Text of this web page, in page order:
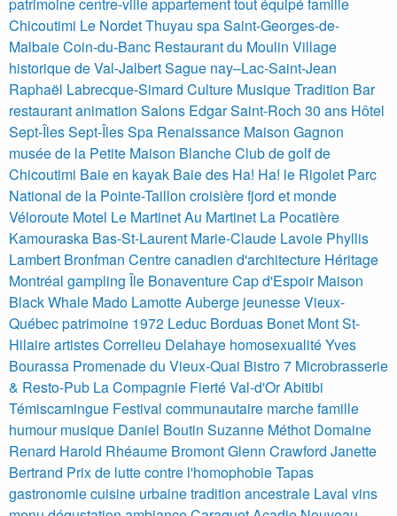
patrimoine centre-ville appartement tout équipé famille
Chicoutimi Le NordetThuyau spaSaint-Georges-de-
MalbaieCoin-du-Banc Restaurant du Moulin Village
historique de Val-JalbertSague nay–Lac-Saint-Jean
Raphaël Labrecque-Simard Culture Musique Tradition Bar
restaurant animation Salons Edgar Saint-Roch 30 ans Hôtel
Sept-ÎlesSept-ÎlesSpa Renaissance Maison Gagnon
musée de la Petite Maison BlancheClub de golf de
Chicoutimi Baie en kayak Baie des Ha! Ha! le Rigolet Parc
National de la Pointe-Taillon croisière fjord et monde
Véloroute Motel Le MartinetAu Martinet La Pocatière
Kamouraska Bas-St-Laurent Marie-Claude Lavoie Phyllis
Lambert Bronfman Centre canadien d'architecture Héritage
Montréal gampling Île BonaventureCap d'Espoir Maison
Black Whale Mado LamotteAuberge jeunesse Vieux-
Québec patrimoine 1972 Leduc Borduas Bonet Mont St-
Hilaire artistes Correlieu Delahaye homosexualitéYves
Bourassa Promenade du Vieux-Quai Bistro 7 Microbrasserie
& Resto-Pub La Compagnie Fierté Val-d'Or Abitibi
Témiscamingue Festival communautaire marche famille
humour musique Daniel Boutin Suzanne Méthot Domaine
Renard Harold Rhéaume BromontGlenn Crawford Janette
Bertrand Prix de lutte contre l'homophobieTapas
gastronomie cuisine urbaine tradition ancestrale Laval vins